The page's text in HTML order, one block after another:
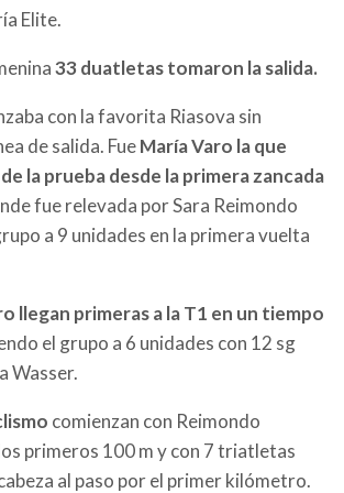
Elite.
33 duatletas tomaron la salida.
con la favorita Riasova sin
de salida. FueMaría Varo la que
la prueba desde la primera zancada
fue relevada por Sara Reimondo
a 9 unidades en la primera vuelta
llegan primeras a la T1 en un tiempo
el grupo a 6 unidades con 12 sg
Wasser.
comienzan con Reimondo
primeros 100 m y con 7 triatletas
al paso por el primer kilómetro.